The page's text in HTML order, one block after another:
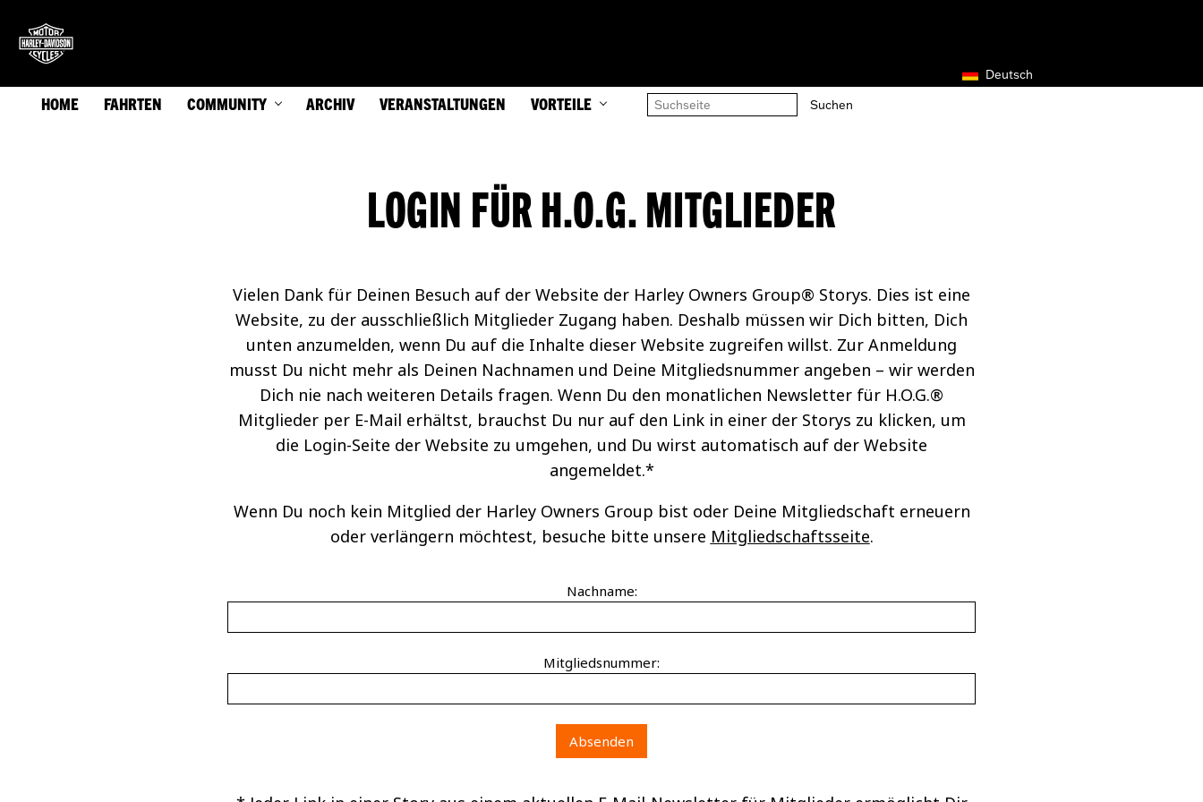
Deutsch
HOME FAHRTEN COMMUNITY ARCHIV VERANSTALTUNGEN VORTEILE
LOGIN FÜR H.O.G. MITGLIEDER
Vielen Dank für Deinen Besuch auf der Website der Harley Owners Group® Storys. Dies ist eine
Website, zu der ausschließlich Mitglieder Zugang haben. Deshalb müssen wir Dich bitten, Dich
unten anzumelden, wenn Du auf die Inhalte dieser Website zugreifen willst. Zur Anmeldung
musst Du nicht mehr als Deinen Nachnamen und Deine Mitgliedsnummer angeben – wir werden
Dich nie nach weiteren Details fragen. Wenn Du den monatlichen Newsletter für H.O.G.®
Mitglieder per E-Mail erhältst, brauchst Du nur auf den Link in einer der Storys zu klicken, um
die Login-Seite der Website zu umgehen, und Du wirst automatisch auf der Website
angemeldet.*
Wenn Du noch kein Mitglied der Harley Owners Group bist oder Deine Mitgliedschaft erneuern
oder verlängern möchtest, besuche bitte unsere Mitgliedschaftsseite.
Nachname:
Mitgliedsnummer: